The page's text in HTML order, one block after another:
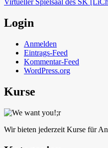
Virtueller Spielsaal des SK
Login
Anmelden
Eintrags-Feed
Kommentar-Feed
WordPress.org
Kurse
Wir bieten jederzeit Kurse für